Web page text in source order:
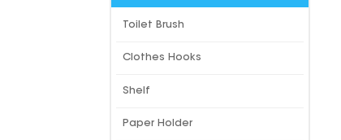
Toilet Brush
Clothes Hooks
Shelf
Paper Holder